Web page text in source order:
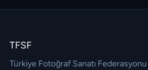
TFSF
Türkiye Fotoğraf Sanatı